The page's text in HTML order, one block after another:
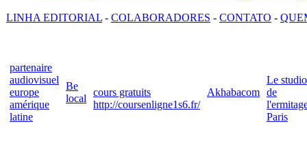
LINHA EDITORIAL - COLABORADORES - CONTATO -
partenaire
audiovisuel
europe
amérique
latine
Be
local
cours gratuits
http://coursenligne1s6.fr/
Akhabacom
Le studio
de
Paris